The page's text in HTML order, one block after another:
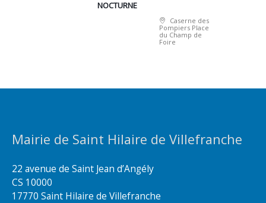
NOCTURNE
Caserne des
Pompiers Place
du Champ de
Foire
Mairie de Saint Hilaire de Villefranche
22 avenue de Saint Jean d’Angély
CS 10000
17770 Saint Hilaire de Villefranche